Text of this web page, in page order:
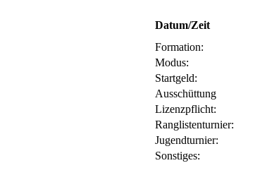
Datum/Zeit
Formation:
Modus:
Startgeld:
Ausschüttung
Lizenzpflicht:
Ranglistenturnier:
Jugendturnier:
Sonstiges: